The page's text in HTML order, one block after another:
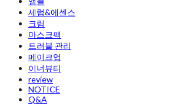
세럼&에센스
크림
마스크팩
트러블 관리
메이크업
이너뷰티
review
NOTICE
Q&A